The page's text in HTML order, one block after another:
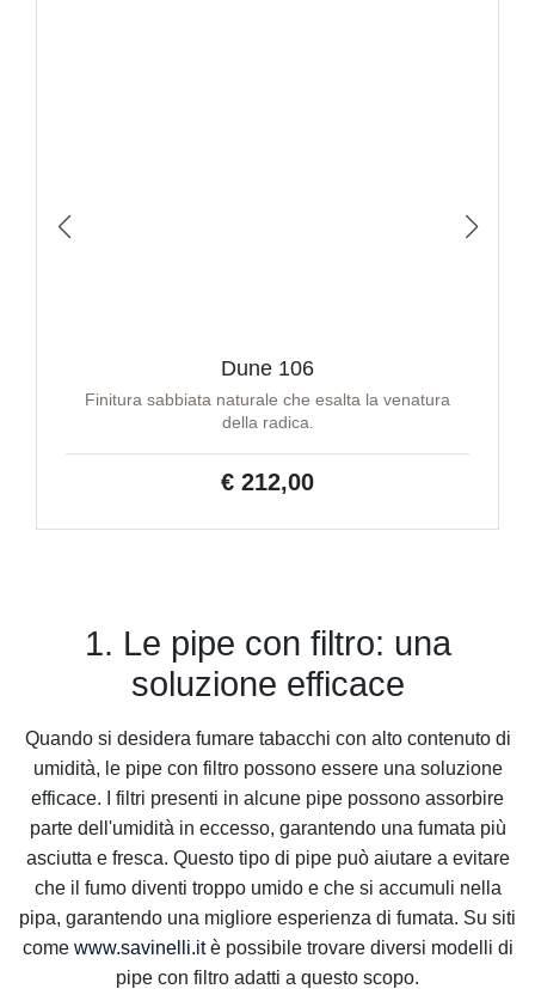
Dune 106
Finitura sabbiata naturale che esalta la venatura
della radica.
€ 212,00
1. Le pipe con filtro: una
soluzione efficace
Quando si desidera fumare tabacchi con alto contenuto di
umidità, le pipe con filtro possono essere una soluzione
efficace. I filtri presenti in alcune pipe possono assorbire
parte dell'umidità in eccesso, garantendo una fumata più
asciutta e fresca. Questo tipo di pipe può aiutare a evitare
che il fumo diventi troppo umido e che si accumuli nella
pipa, garantendo una migliore esperienza di fumata. Su siti
come www.savinelli.itè possibile trovare diversi modelli di
pipe con filtro adatti a questo scopo.